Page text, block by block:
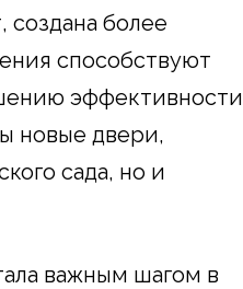
более
способствуют
эффективности
новые двери,
сада, но и
важным шагом в